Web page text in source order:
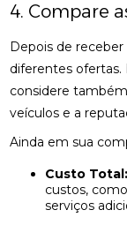
4. Compare
Depois de
diferentes ofertas.
considere
veículos e a
Ainda em sua
Custo Total:
custos,
serviços